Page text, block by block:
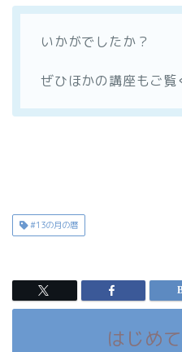
いかがでしたか？
ぜひほかの講座もご覧
#13の月の暦
はじめ